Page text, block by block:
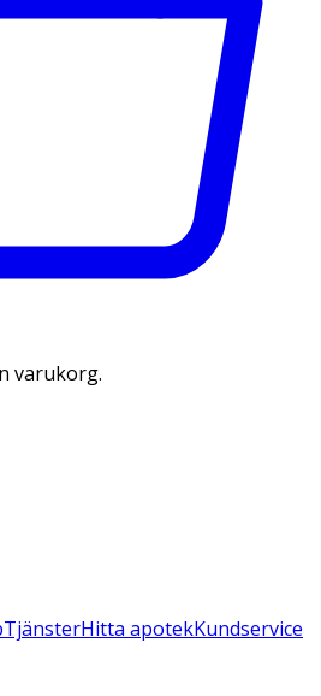
varukorg.
TjänsterHitta apotekKundservice